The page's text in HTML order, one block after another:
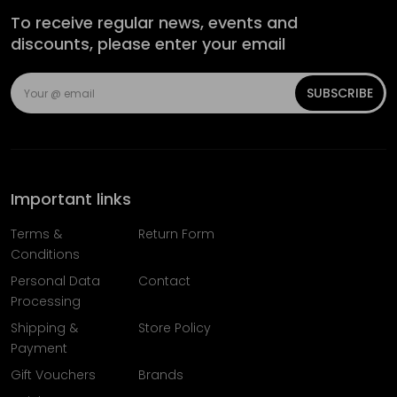
To receive regular news, events and
discounts, please enter your email
SUBSCRIBE
Important links
Terms &
Conditions
Return Form
Personal Data
Processing
Contact
Shipping &
Payment
Store Policy
Gift Vouchers
Brands